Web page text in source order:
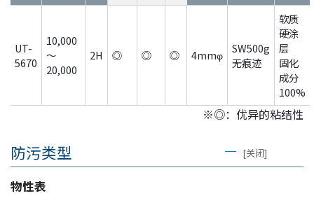
UT-
5670
10,000
～
20,000
2H ◎ ◎ ◎ 4mmφ
SW500g
无痕迹
软质
硬涂
层
固化
成分
100%
※◎：优异的粘结性
防污类型 [关闭]
物性表